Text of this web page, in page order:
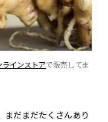
ラインストアで販売してま
まだまだたくさんあり